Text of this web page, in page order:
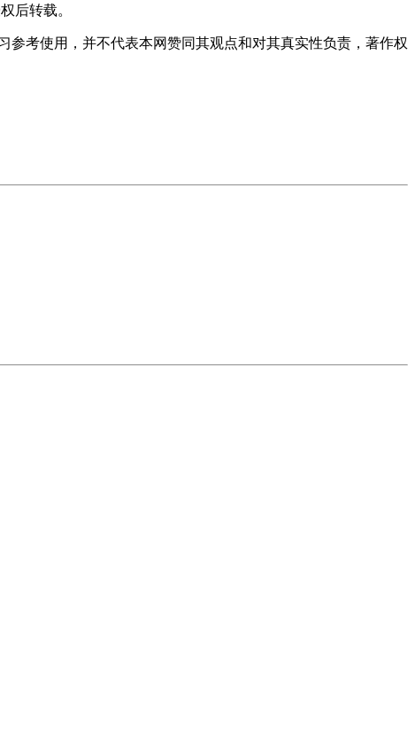
后转载。
考使用，并不代表本网赞同其观点和对其真实性负责，著作权